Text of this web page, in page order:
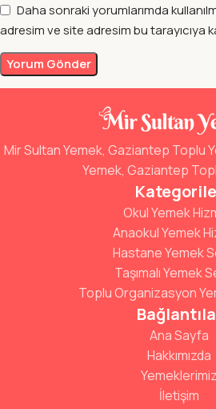
Daha sonraki yorumlarımda
adresim ve site adresim bu tarayıcıya
Mir Sultan Yemek, Gaziantep Toplu
Yemek, Gaziantep
Okul Yemek
Anaokul Yemek
Hastane Yemek
Taşımalı Yemek
Toplu Organizasyon
Ana Sayfa
Hakkımızda
Yemeklerimiz
İletişim